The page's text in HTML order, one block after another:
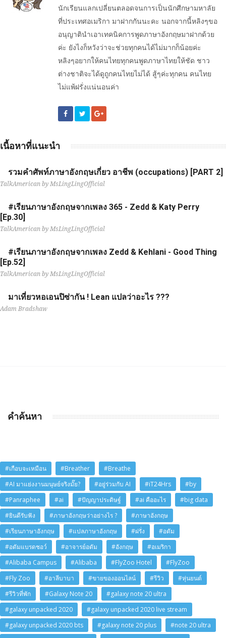
นักเรียนแลกเปลี่ยนตลอดจนการเป็นนักศีกษามหาลัย
ที่ประเทศอเมริกา มาฝากกันนะคะ นอกจากนี้หลิงๆขอ
อนุญาตินำเอาเทคนิคการพูดภาษาอังกฤษมาฝากด้วย
ค่ะ ยังไงก็หวังว่าจะช่วยทุกคนได้ไม่มากก็น้อยค่ะ
หลิงๆอยากให้คนไทยทุกคนพูดภาษาไทยให้ชัด ชาว
ต่างชาติจะได้ดูถูกคนไทยไม่ได้ สู้ๆค่ะทุกคน คนไทย
ไม่แพ้ฝรั่งแน่นอนค่า
เนื้อหาที่แนะนำ
รวมคำศัพท์ภาษาอังกฤษเกี่ยว อาชีพ (occupations) [PART 2]
TalkAmerican by MsLingLingOfficial
#เรียนภาษาอังกฤษจากเพลง 365 - Zedd & Katy Perry
[Ep.30]
TalkAmerican by MsLingLingOfficial
#เรียนภาษาอังกฤษจากเพลง Zedd & Kehlani - Good Thing
[Ep.52]
TalkAmerican by MsLingLingOfficial
มาเที่ยวหอเอนปิซ่ากัน ! Lean แปลว่าอะไร ???
Adam Bradshaw
คำค้นหา
#เกือบจะเหมือน #Breather
#Breathe
#AI มาแย่งงานมนุษย์จริงมั๊ย?
#อยู่ร่วมกับ AI #iT24Hrs
#by
#Panraphee
#ai #ปัญญาประดิษฐ์ #ai คืออะไร
#big data
#ยินดีรับฟัง
#ภาษาอังกฤษว่าอย่างไร ?
#ภาษาอังกฤษ
#เรียนภาษาอังกฤษ
#แปลภาษาอังกฤษ #ฝรั่ง
#อดัม
#อดัมแบรดชอว์
#อาจารย์อดัม #อังกฤษ
#อเมริกา
#Alibaba Campus
#Alibaba #FlyZoo Hotel
#FlyZoo
#Fly Zoo
#อาลีบาบา #ขายของออนไลน์ #รีวิว
#หุ่นยนต์
#รีวิวที่พัก
#Galaxy Note 20
#galaxy note 20 ultra
#galaxy unpacked 2020
#galaxy unpacked 2020 live stream
#galaxy unpacked 2020 bts
#galaxy note 20 plus
#note 20 ultra